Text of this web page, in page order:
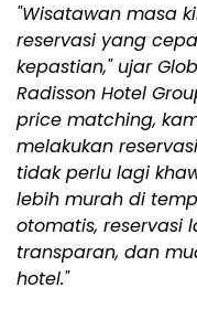
"Wisatawan masa
reservasi yang
kepastian," ujar
Radisson Hotel
price matching,
melakukan
tidak perlu lagi
lebih murah di
otomatis, reservasi
transparan, dan
hotel."